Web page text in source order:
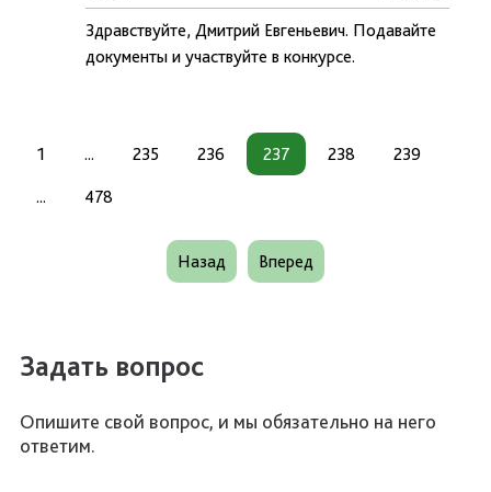
Здравствуйте, Дмитрий Евгеньевич. Подавайте
документы и участвуйте в конкурсе.
1 ... 235 236 237 238 239
... 478
Назад Вперед
Задать вопрос
Опишите свой вопрос, и мы обязательно на него
ответим.